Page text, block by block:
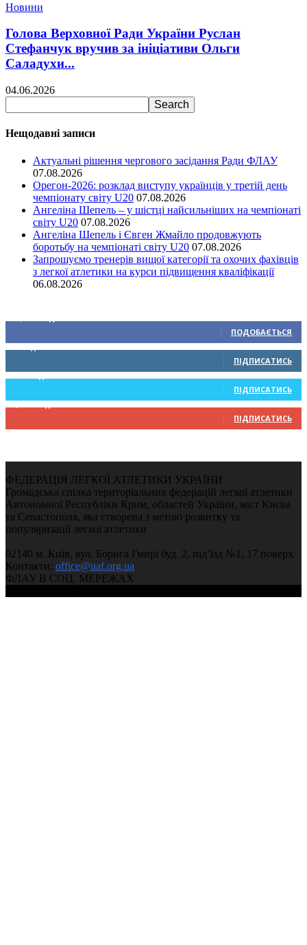
Новини
Голова Верховної Ради України Руслан
Стефанчук вручив за ініціативи Ольги
Саладухи...
04.06.2026
Нещодавні записи
Актуальні рішення чергового засідання Ради ФЛАУ
07.08.2026
Орегон-2026: розклад виступу українців у третій день
чемпіонату світу U20 07.08.2026
Ангеліна Шепель – у шістці найсильніших на чемпіонаті
світу U20 07.08.2026
Ангеліна Шепель і Євген Жмайло продовжують
боротьбу на чемпіонаті світу U20 07.08.2026
Запрошуємо тренерів вищої категорії та охочих фахівців
з легкої атлетики на курси підвищення кваліфікації
06.08.2026
ПОДОБАЄТЬСЯ
ПІДПИСАТИСЬ
ПІДПИСАТИСЬ
ПІДПИСАТИСЬ
ФЕДЕРАЦІЯ ЛЕГКОЇ АТЛЕТИКИ УКРАЇНИ
Громадська спілка територіальних федерацій легкої атлетики
Автономної Республіки Крим, областей України, міст Києва
та Севастополя, яка створена з метою розвитку та
популяризації легкої атлетики
02140 м. Київ, вул. Бориса Гмирі буд. 2, під’їзд №1, 17 поверх
Контакти: office@uaf.org.ua
ФЛАУ В СОЦ. МЕРЕЖАХ